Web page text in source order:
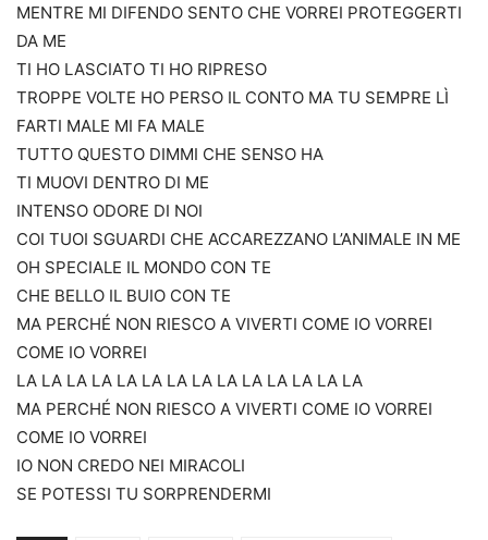
MENTRE MI DIFENDO SENTO CHE VORREI PROTEGGERTI
DA ME
TI HO LASCIATO TI HO RIPRESO
TROPPE VOLTE HO PERSO IL CONTO MA TU SEMPRE LÌ
FARTI MALE MI FA MALE
TUTTO QUESTO DIMMI CHE SENSO HA
TI MUOVI DENTRO DI ME
INTENSO ODORE DI NOI
COI TUOI SGUARDI CHE ACCAREZZANO L’ANIMALE IN ME
OH SPECIALE IL MONDO CON TE
CHE BELLO IL BUIO CON TE
MA PERCHÉ NON RIESCO A VIVERTI COME IO VORREI
COME IO VORREI
LA LA LA LA LA LA LA LA LA LA LA LA LA LA
MA PERCHÉ NON RIESCO A VIVERTI COME IO VORREI
COME IO VORREI
IO NON CREDO NEI MIRACOLI
SE POTESSI TU SORPRENDERMI